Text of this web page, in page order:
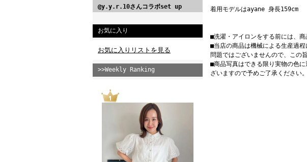
@y.y.r.10さんコラボset up
お気に入り
お気に入りリストを見る
>>Weekly Ranking
着用モデルはayane 身長159cm
■洗濯・アイロンをする前には、商
■当店の商品は機械による生産過
問題ではございませんので、この
■商品写真はできる限り実物の色
ざいますので予めご了承ください。